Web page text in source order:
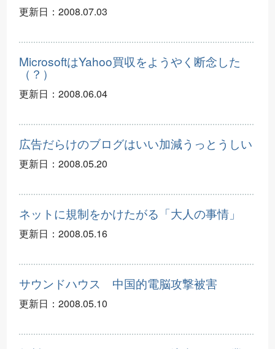
更新日： 2008.07.03
MicrosoftはYahoo買収をようやく断念した
（？）
更新日： 2008.06.04
広告だらけのブログはいい加減うっとうしい
更新日： 2008.05.20
ネットに規制をかけたがる「大人の事情」
更新日： 2008.05.16
サウンドハウス 中国的電脳攻撃被害
更新日： 2008.05.10